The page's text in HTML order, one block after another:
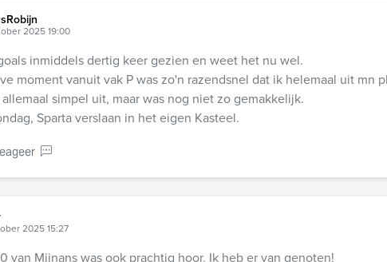
2025 19:00
inmiddels dertig keer gezien en weet het nu wel.
moment vanuit vak P was zo'n razendsnel dat ik helemaal uit mn
simpel uit, maar was nog niet zo gemakkelijk.
Sparta verslaan in het eigen Kasteel.
2025 15:27
van Mijnans was ook prachtig hoor. Ik heb er van genoten!